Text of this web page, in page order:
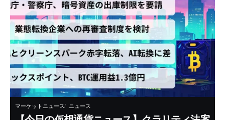
マーケットニュース ニュース